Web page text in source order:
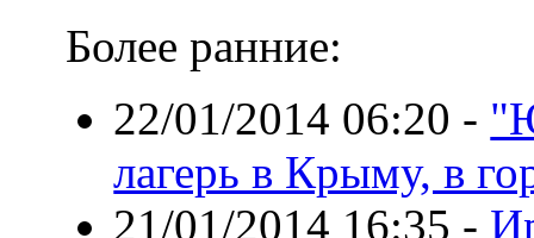
Более ранние:
22/01/2014 06:20 -
лагерь в Крыму, в
21/01/2014 16:35 -